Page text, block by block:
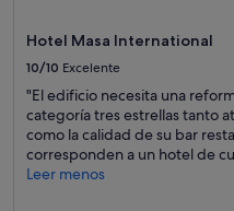
Hotel Masa International
10/10 Excelente
"El edificio necesita una
categoría tres estrellas tanto
como la calidad de su bar
corresponden a un hotel de
Leer menos